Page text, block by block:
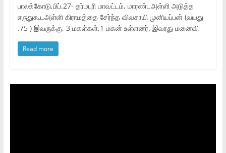
பாலக்கோடு,பிப்.27- தர்மபுரி மாவட்டம், மாரண்டஅள்ளி அடுத்த
எருதுகூடஅள்ளி கிராமத்தை சேர்ந்த விவசாயி முனியப்பன் (வயது
.75 ) இவருக்கு, 3 மகள்கள்,1 மகன் உள்ளனர். இவரது மனைவி
Read more